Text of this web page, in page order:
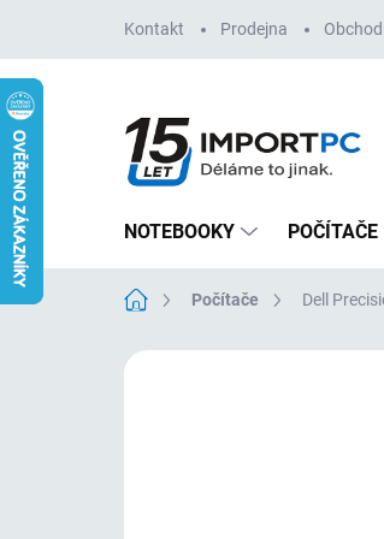
obsah
Kontakt Prodejna
NOTEBOOKY POČÍTAČE
Domů Počítače Dell